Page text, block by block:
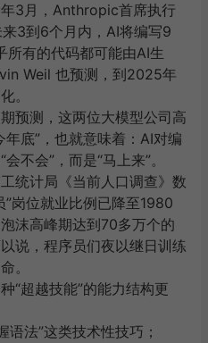
3月，Anthropic首席执行
3到6个月内，AI将编写9
所有的代码都可能由AI生
Weil 也预测，到2025年
。
预测，这两位大模型公司高
底”，也就意味着：AI对编
不会”，而是“马上来”。
统计局《当前人口调查》数
岗位就业比例已降至1980
沫高峰期达到70多万个的
说，程序员们夜以继日训练
。
“超越技能”的能力结构更
语法”这类技术性技巧；